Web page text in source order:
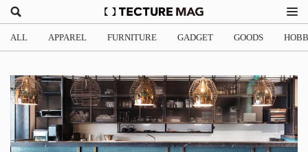
ALL APPAREL FURNITURE GADGET GOODS